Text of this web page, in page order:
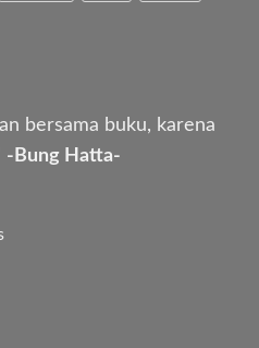
bersama buku, karena
-Bung Hatta-